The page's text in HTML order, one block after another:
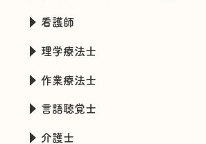
看護師
理学療法士
作業療法士
言語聴覚士
介護士